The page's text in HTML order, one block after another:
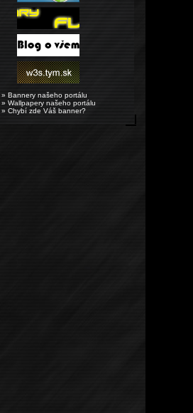
» Bannery našeho portálu
» Wallpapery našeho portálu
» Chybí zde Váš banner?